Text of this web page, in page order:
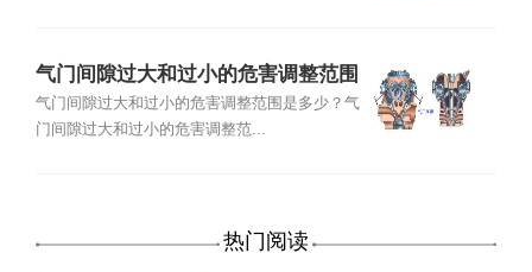
气门间隙过大和过小的危害调整范围
是多少
气门间隙过大和过小的危害调整范围是多少？气
门间隙过大和过小的危害调整范...
热门阅读